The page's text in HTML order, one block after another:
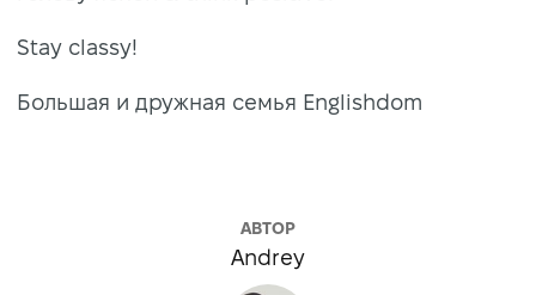
Stay classy!
Большая и дружная семья Englishdom
АВТОР
Andrey